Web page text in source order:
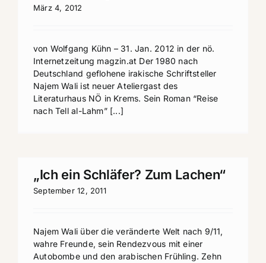
März 4, 2012
von Wolfgang Kühn – 31. Jan. 2012 in der nö.
Internetzeitung magzin.at Der 1980 nach
Deutschland geflohene irakische Schriftsteller
Najem Wali ist neuer Ateliergast des
Literaturhaus NÖ in Krems. Sein Roman “Reise
nach Tell al-Lahm” [...]
„Ich ein Schläfer? Zum Lachen“
September 12, 2011
Najem Wali über die veränderte Welt nach 9/11,
wahre Freunde, sein Rendezvous mit einer
Autobombe und den arabischen Frühling. Zehn